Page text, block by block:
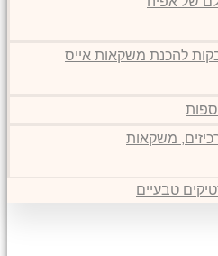
להכנת משקאות אייס
משקאות
טבעיים